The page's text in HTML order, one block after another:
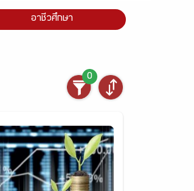
อาชีวศึกษา
0